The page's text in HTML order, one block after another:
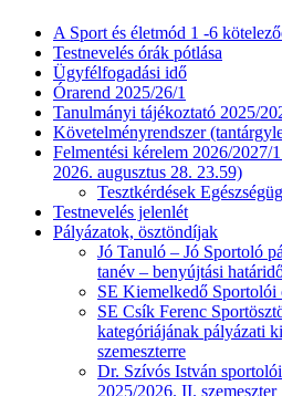
A Sport és életmód 1 -6
Testnevelés órák pótlása
Ügyfélfogadási idő
Órarend 2025/26/1
Tanulmányi tájékoztató 2025/
Követelményrendszer
Felmentési kérelem 2026/2027/
2026. augusztus 28. 23.59)
Tesztkérdések
Testnevelés jelenlét
Pályázatok, ösztöndíjak
Jó Tanuló – Jó Sportoló
tanév – benyújtási
SE Kiemelkedő
SE Csík Ferenc
kategóriájának pályázati
szemeszterre
Dr. Szívós István
2025/2026. II. szemeszter